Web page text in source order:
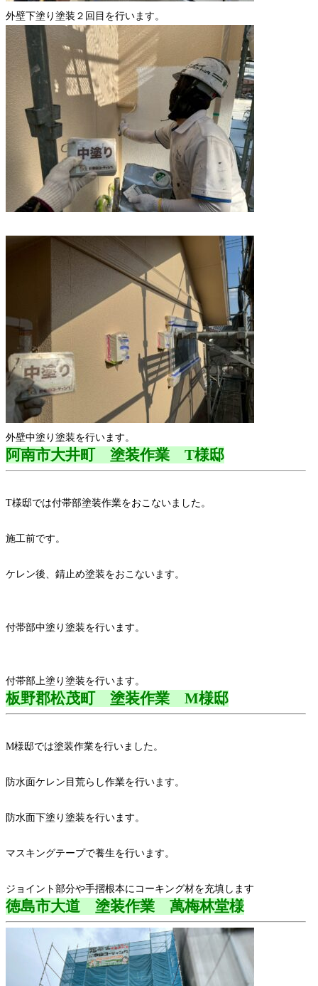
外壁下塗り塗装２回目を行います。
外壁中塗り塗装を行います。
阿南市大井町 塗装作業 T様邸
T様邸では付帯部塗装作業をおこないました。
施工前です。
ケレン後、錆止め塗装をおこないます。
付帯部中塗り塗装を行います。
付帯部上塗り塗装を行います。
板野郡松茂町 塗装作業 M様邸
M様邸では塗装作業を行いました。
防水面ケレン目荒らし作業を行います。
防水面下塗り塗装を行います。
マスキングテープで養生を行います。
ジョイント部分や手摺根本にコーキング材を充填します
徳島市大道 塗装作業 萬梅林堂様